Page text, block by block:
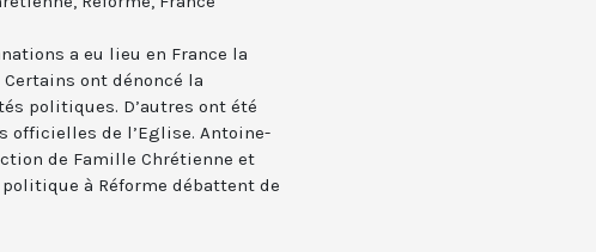
a eu lieu en France la
ont dénoncé la
politiques. D’autres ont été
officielles de l’Eglise. Antoine-
de Famille Chrétienne et
à Réforme débattent de